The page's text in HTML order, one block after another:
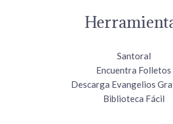
Santoral
Encuentra Folletos
Descarga Evangelios
Biblioteca Fácil